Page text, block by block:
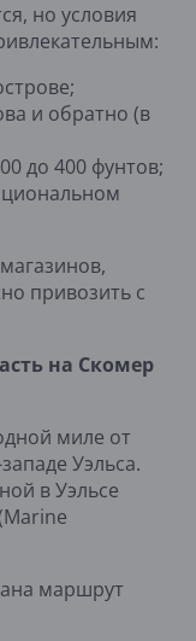
но условия
и обратно (в
до 400 фунтов;
привозить с
на Скомер
миле от
Уэльса.
в Уэльсе
маршрут